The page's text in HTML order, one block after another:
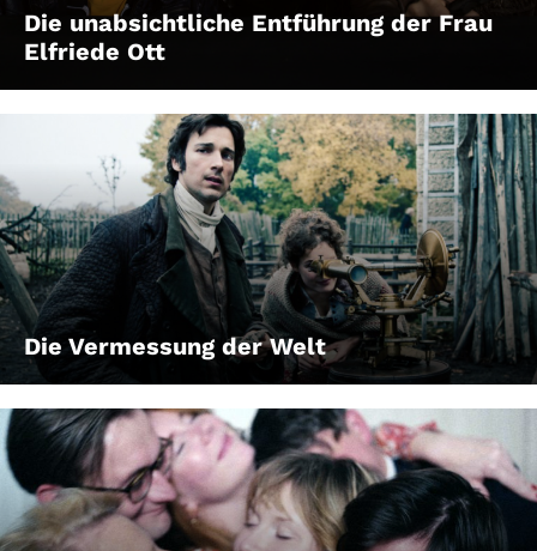
Die unabsichtliche Entführung der Frau
Elfriede Ott
Die Vermessung der Welt